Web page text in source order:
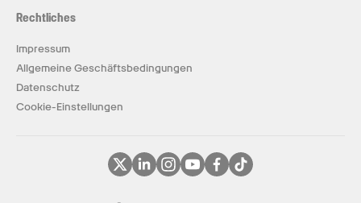
Rechtliches
Impressum
Allgemeine Geschäftsbedingungen
Datenschutz
Cookie-Einstellungen